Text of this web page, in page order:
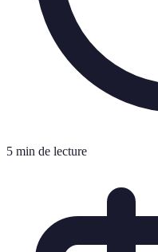
5 min de lecture